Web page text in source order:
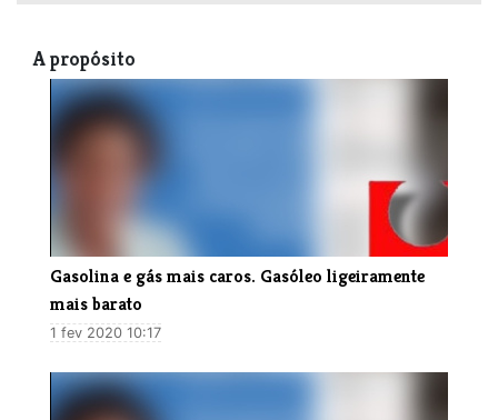
A propósito
Gasolina e gás mais caros. Gasóleo ligeiramente
mais barato
1 fev 2020 10:17